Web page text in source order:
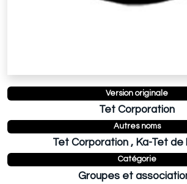
Version originale
Tet Corporation
Autres noms
Tet Corporation , Ka-Tet de
Catégorie
Groupes et